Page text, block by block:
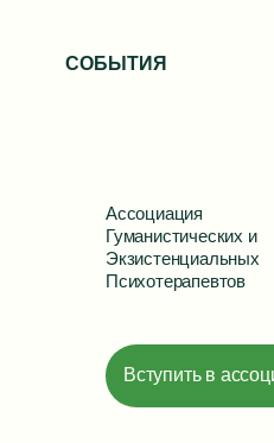
СОБЫТИЯ
Ассоциация
Гуманистических и
Экзистенциальных
Психотерапевтов
Вступить в